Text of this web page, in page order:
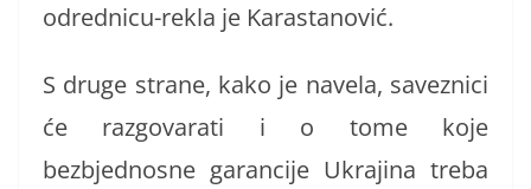
odrednicu-rekla je Karastanović.
S druge strane, kako je navela, saveznici
će razgovarati i o tome koje
bezbjednosne garancije Ukrajina treba